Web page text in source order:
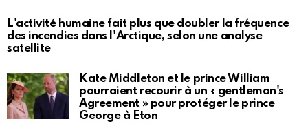
L'activité humaine fait plus que doubler la fréquence
des incendies dans l'Arctique, selon une analyse
satellite
Kate Middleton et le prince William
pourraient recourir à un « gentleman's
Agreement » pour protéger le prince
George à Eton